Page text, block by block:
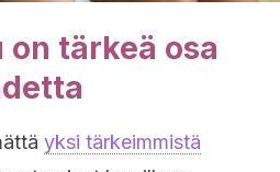
tärkeä osa
yksi tärkeimmistä